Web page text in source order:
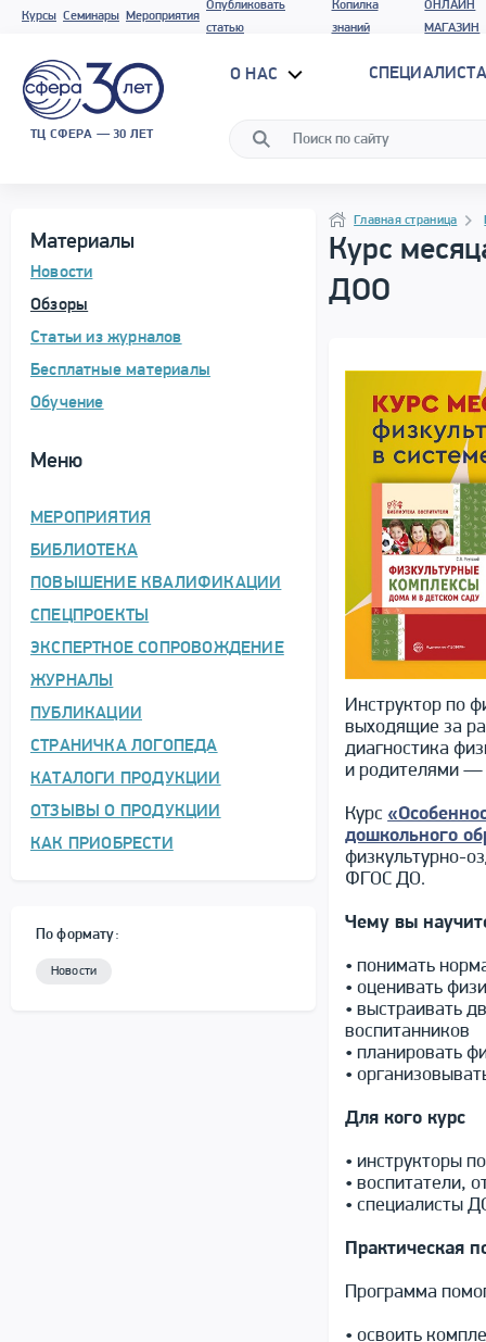
Курсы Семинары Мероприятия
Опубликовать
статью
Копилка
знаний
ОНЛАЙН
МАГАЗИН
ТЦ СФЕРА — 30 ЛЕТ
О НАС
Материалы
Новости
Обзоры
Статьи из журналов
Бесплатные материалы
Обучение
Меню
МЕРОПРИЯТИЯ
БИБЛИОТЕКА
ПОВЫШЕНИЕ КВАЛИФИКАЦИИ
СПЕЦПРОЕКТЫ
ЭКСПЕРТНОЕ СОПРОВОЖДЕНИЕ
ЖУРНАЛЫ
ПУБЛИКАЦИИ
СТРАНИЧКА ЛОГОПЕДА
КАТАЛОГИ ПРОДУКЦИИ
ОТЗЫВЫ О ПРОДУКЦИИ
КАК ПРИОБРЕСТИ
По формату:
Новости
Программа материала
Навигация
НавигацияГлавная страница
Курс
ДОО
Инструктор по
выходящие за
диагностика
и родителями —
Курс
дошкольного
физкультурно-
ФГОС ДО.
Чему вы
• понимать
• оценивать
• выстраивать
воспитанников
• планировать
•
Для кого курс
• инструкторы
• воспитатели,
• специалисты
Практическая
Программа
• освоить